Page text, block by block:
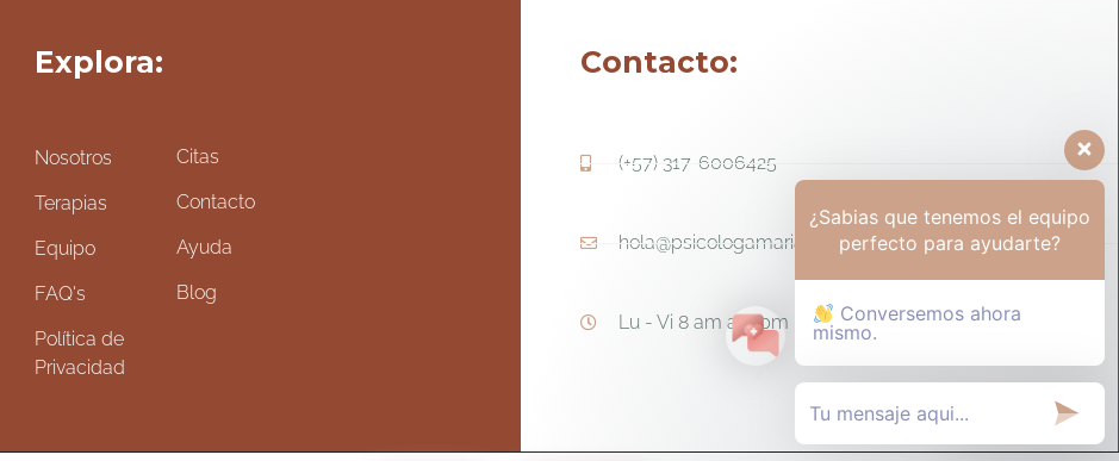
Explora:
Nosotros
Terapias
Equipo
FAQ's
Política de
Privacidad
Citas
Contacto
Ayuda
Blog
Contacto:
(+57) 317-6006425
hola@psicologamariapaula.com
Lu - Vi 8 am a 6 pm - Sa 8am - 12m
¿Sabias que tenemos el equipo
perfecto para ayudarte?
Conversemos ahora
mismo.